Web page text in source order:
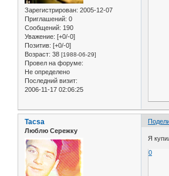
Зарегистрирован: 2005-12-07
Приглашений: 0
Сообщений: 190
Уважение: [+0/-0]
Позитив: [+0/-0]
Возраст: 38 [1988-06-29]
Провел на форуме:
Не определено
Последний визит:
2006-11-17 02:06:25
Tacsa
Люблю Сережку
Я
0